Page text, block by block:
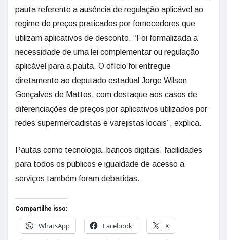
pauta referente a ausência de regulação aplicável ao
regime de preços praticados por fornecedores que
utilizam aplicativos de desconto. “Foi formalizada a
necessidade de uma lei complementar ou regulação
aplicável para a pauta. O ofício foi entregue
diretamente ao deputado estadual Jorge Wilson
Gonçalves de Mattos, com destaque aos casos de
diferenciações de preços por aplicativos utilizados por
redes supermercadistas e varejistas locais”, explica.
Pautas como tecnologia, bancos digitais, facilidades
para todos os públicos e igualdade de acesso a
serviços também foram debatidas.
Compartilhe isso:
WhatsApp
Facebook X